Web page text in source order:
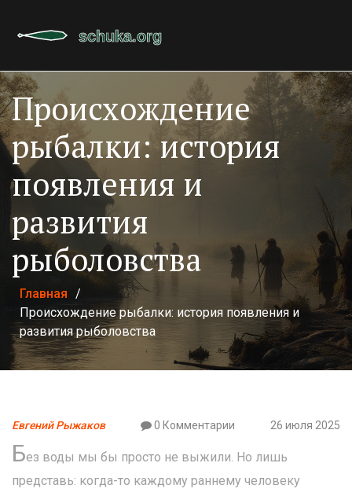
Происхождение
рыбалки: история
появления и
развития
рыболовства
Главная
/
Происхождение рыбалки: история появления и
развития рыболовства
Евгений Рыжаков 0 Комментарии 26 июля 2025
Без воды мы бы просто не выжили. Но лишь
представь: когда-то каждому раннему человеку